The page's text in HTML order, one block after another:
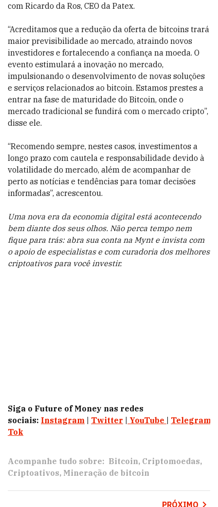
com Ricardo da Ros, CEO da Patex.
“Acreditamos que a redução da oferta de bitcoins trará
maior previsibilidade ao mercado, atraindo novos
investidores e fortalecendo a confiança na moeda. O
evento estimulará a inovação no mercado,
impulsionando o desenvolvimento de novas soluções
e serviços relacionados ao bitcoin. Estamos prestes a
entrar na fase de maturidade do Bitcoin, onde o
mercado tradicional se fundirá com o mercado cripto”,
disse ele.
“Recomendo sempre, nestes casos, investimentos a
longo prazo com cautela e responsabilidade devido à
volatilidade do mercado, além de acompanhar de
perto as notícias e tendências para tomar decisões
informadas”, acrescentou.
Uma nova era da economia digital está acontecendo
bem diante dos seus olhos. Não perca tempo nem
fique para trás: abra sua conta na Mynt e invista com
o apoio de especialistas e com curadoria dos melhores
criptoativos para você investir.
Siga o Future of Money nas redes
sociais: Instagram Twitter YouTube Telegram
Tok
Acompanhe tudo sobre: Bitcoin Criptomoedas
Criptoativos Mineração de bitcoin
PRÓXIMO